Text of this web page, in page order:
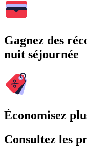
Gagnez des
nuit séjournée
Économisez
Consultez les